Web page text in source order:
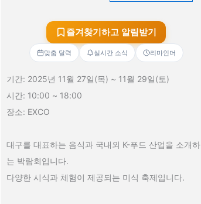
즐겨찾기하고 알림받기
맞춤 달력 실시간 소식 리마인더
기간: 2025년 11월 27일(목) ~ 11월 29일(토)
시간: 10:00 ~ 18:00
장소: EXCO
대구를 대표하는 음식과 국내외 K-푸드 산업을 소개하
는 박람회입니다.
다양한 시식과 체험이 제공되는 미식 축제입니다.